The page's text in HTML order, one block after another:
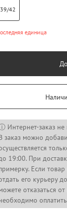
39/42
единица
Интернет-заказ не
заказ можно
19:00. При
Если
его курьеру
отказаться
оплатить